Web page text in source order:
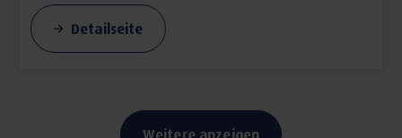
Detailseite
Weitere anzeigen